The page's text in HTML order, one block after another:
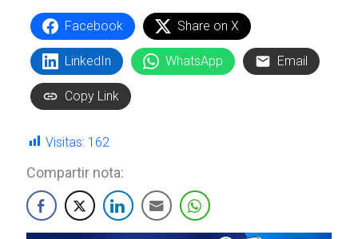
Facebook Share on X
LinkedIn WhatsApp Email
Copy Link
Visitas: 162
Compartir nota: